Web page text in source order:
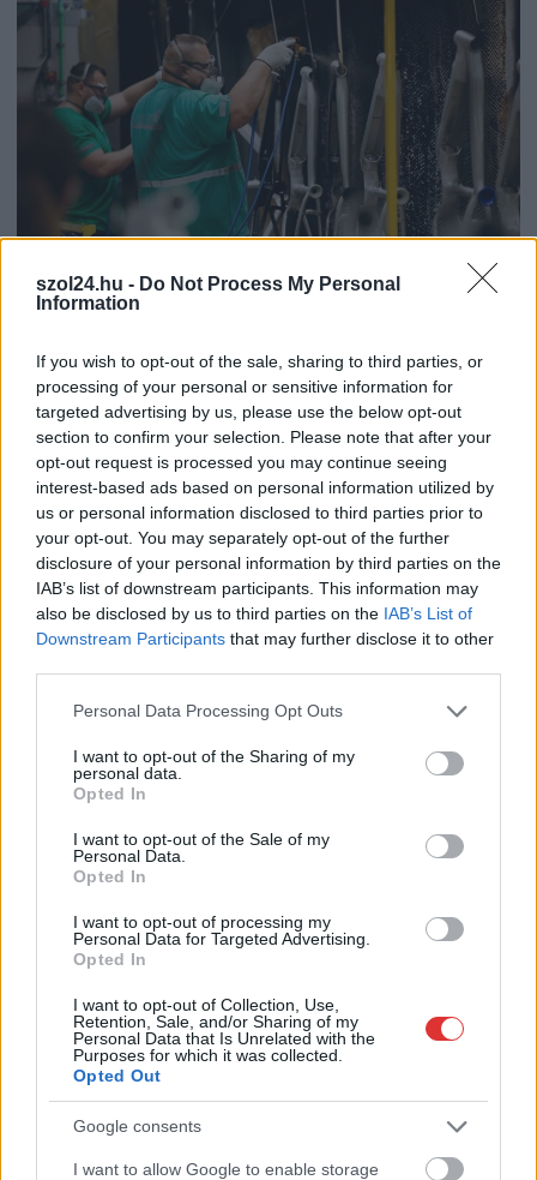
szol24.hu - Do Not Process My Personal
Information
If you wish to opt-out of the sale, sharing to third parties, or
processing of your personal or sensitive information for
targeted advertising by us, please use the below opt-out
section to confirm your selection. Please note that after your
opt-out request is processed you may continue seeing
interest-based ads based on personal information utilized by
us or personal information disclosed to third parties prior to
your opt-out. You may separately opt-out of the further
disclosure of your personal information by third parties on the
IAB’s list of downstream participants. This information may
also be disclosed by us to third parties on the IAB’s List of
Downstream Participants that may further disclose it to other
Please note that this website/app uses one or more Google
not limited to your visit or usage behaviour. You may click to
grant or deny consent to Google and its third-party tags to
use your data for below specified purposes in below Google
consent section.
Personal Data Processing Opt Outs
I want to opt-out of the Sharing of my
personal data.
Opted In
I want to opt-out of the Sale of my
Personal Data.
Opted In
I want to opt-out of processing my
Personal Data for Targeted Advertising.
Opted In
I want to opt-out of Collection, Use,
Retention, Sale, and/or Sharing of my
Personal Data that Is Unrelated with the
Purposes for which it was collected.
Opted Out
Google consents
I want to allow Google to enable storage
Csődbe ment a tószegi Accell Hunland, a hazai
kerékpárgyártás meghatározó szereplője
Leállt a termelés a tószegi üzemben, miközben a holland
anyavállalat fizetési haladékot kért. Az európai
kerékpáripar...
JNSZ megyei hírek
Tánccal, zeneszóval és vásárral telik meg
Jászberény, indul a Csángó Fesztivál
központjává válik Jászberény, ma indul a XXXIV. Csángó
Fesztivált....
JNSZ megyei hírek